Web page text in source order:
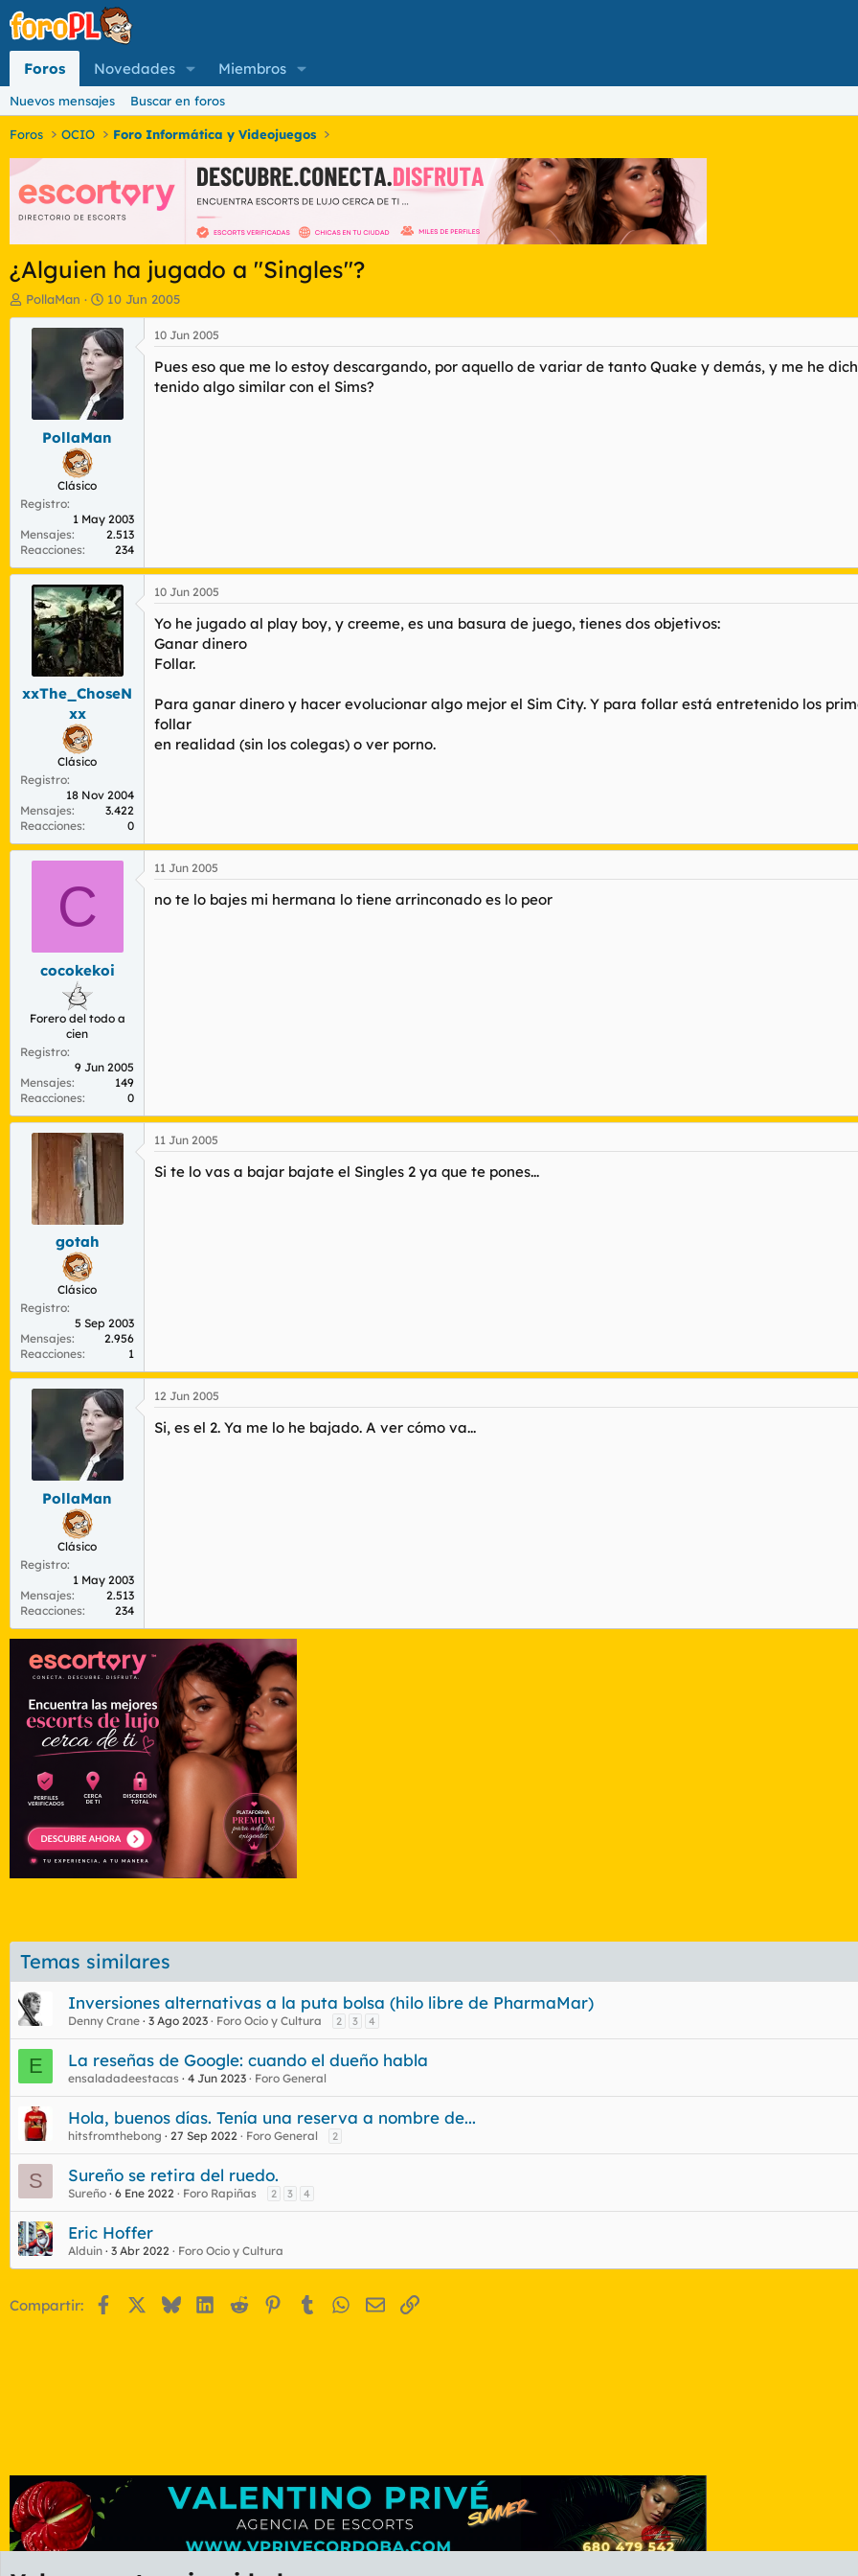
Foros Novedades Miembros
Nuevos mensajes Buscar en foros
Foros OCIO Foro Informática y Videojuegos
¿Alguien ha jugado a "Singles"?
I
n
a
o
t
m
a
PollaMan
F
e
c
h
a
d
e
i
n
10 Jun 2005
PollaMan
Clásico
Registro
1 May 2003
Mensajes
2.513
Reacciones
234
10 Jun 2005
Pues eso que me lo estoy descargando, por aquello de variar de tanto Quake y demás, y me he
tenido algo similar con el Sims?
xxThe_ChoseN
xx
Clásico
Registro
18 Nov 2004
Mensajes
3.422
Reacciones
0
10 Jun 2005
Yo he jugado al play boy, y creeme, es una basura de juego, tienes dos objetivos:
Ganar dinero
Follar.
Para ganar dinero y hacer evolucionar algo mejor el Sim City. Y para follar está entretenido los
follar
en realidad (sin los colegas) o ver porno.
C
cocokekoi
Forero del todo a
cien
Registro
9 Jun 2005
Mensajes
149
Reacciones
0
11 Jun 2005
no te lo bajes mi hermana lo tiene arrinconado es lo peor
gotah
Clásico
Registro
5 Sep 2003
Mensajes
2.956
Reacciones
1
11 Jun 2005
Si te lo vas a bajar bajate el Singles 2 ya que te pones...
PollaMan
Clásico
Registro
1 May 2003
Mensajes
2.513
Reacciones
234
12 Jun 2005
Si, es el 2. Ya me lo he bajado. A ver cómo va...
Temas similares
Inversiones alternativas a la puta bolsa (hilo libre de PharmaMar)
Denny Crane 3 Ago 2023 Foro Ocio y Cultura 2 3 4
E La reseñas de Google: cuando el dueño habla
ensaladadeestacas 4 Jun 2023 Foro General
Hola, buenos días. Tenía una reserva a nombre de...
hitsfromthebong 27 Sep 2022 Foro General 2
S Sureño se retira del ruedo.
Sureño 6 Ene 2022 Foro Rapiñas 2 3 4
Eric Hoffer
Alduin 3 Abr 2022 Foro Ocio y Cultura
Compartir: FacebookBlueskyLinkedIn
Reddit Pinterest
Tumblr WhatsApp
EmailEnlace